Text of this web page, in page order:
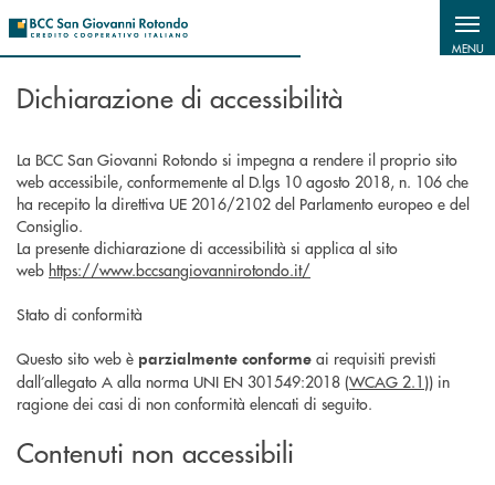
MENU
Dichiarazione di accessibilità
La BCC San Giovanni Rotondo si impegna a rendere il proprio sito
web accessibile, conformemente al D.lgs 10 agosto 2018, n. 106 che
ha recepito la direttiva UE 2016/2102 del Parlamento europeo e del
Consiglio.
La presente dichiarazione di accessibilità si applica al sito
web https://www.bccsangiovannirotondo.it/
Stato di conformità
Questo sito web è parzialmente conforme ai requisiti previsti
dall’allegato A alla norma UNI EN 301549:2018 (WCAG 2.1 )) in
ragione dei casi di non conformità elencati di seguito.
Contenuti non accessibili